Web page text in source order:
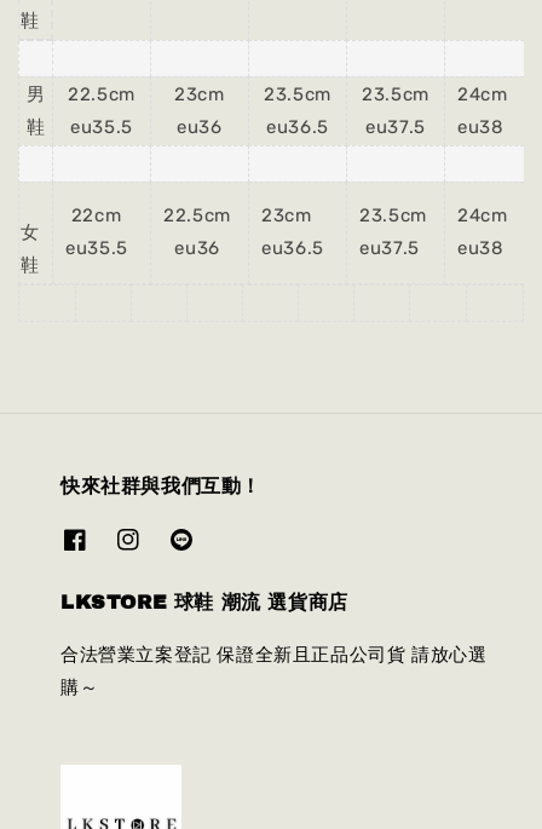
鞋
男
鞋
22.5cm
eu35.5
23cm
eu36
23.5cm
eu36.5
23.5cm
eu37.5
24cm
eu38
女
鞋
22cm
eu35.5
22.5cm
eu36
23cm
eu36.5
23.5cm
eu37.5
24cm
eu38
快來社群與我們互動！
LKSTORE 球鞋 潮流 選貨商店
合法營業立案登記 保證全新且正品公司貨 請放心選
購～